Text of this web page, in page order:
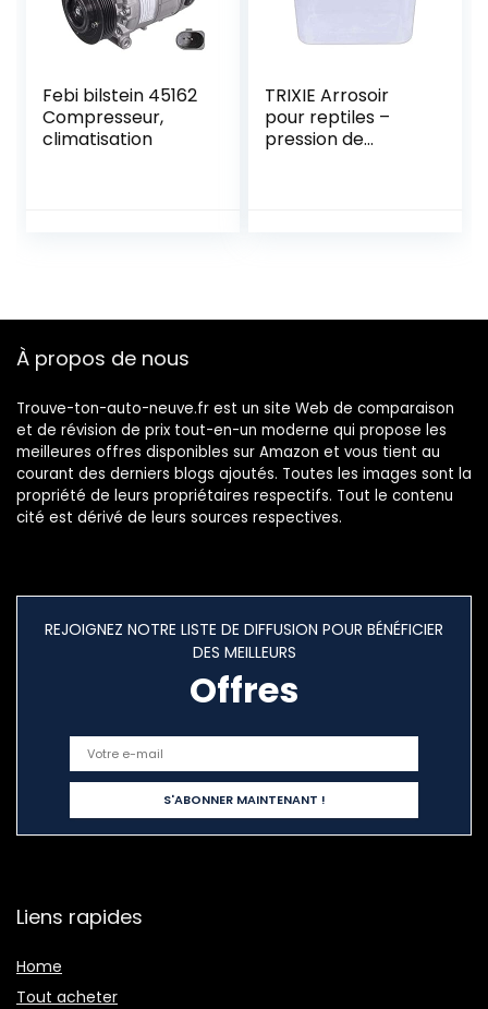
Febi bilstein 45162
Compresseur,
climatisation
TRIXIE Arrosoir
pour reptiles –
pression de
À propos de nous
Trouve-ton-auto-neuve.fr est un site Web de comparaison
et de révision de prix tout-en-un moderne qui propose les
meilleures offres disponibles sur Amazon et vous tient au
courant des derniers blogs ajoutés. Toutes les images sont la
propriété de leurs propriétaires respectifs. Tout le contenu
cité est dérivé de leurs sources respectives.
REJOIGNEZ NOTRE LISTE DE DIFFUSION POUR BÉNÉFICIER
DES MEILLEURS
Offres
Liens rapides
Home
Tout acheter